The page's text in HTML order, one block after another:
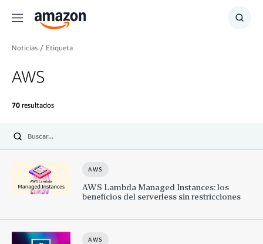
Menú
Noticias / Etiqueta
AWS
70 resultados
Enviar
búsqueda
AWS
AWS Lambda Managed Instances: los
beneficios del serverless sin restricciones
AWS